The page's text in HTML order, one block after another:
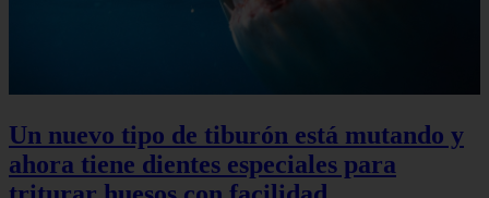
Un nuevo tipo de tiburón está mutando y
ahora tiene dientes especiales para